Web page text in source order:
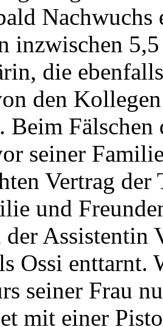
Nachwuchs
inzwischen
die
den
Beim Fälschen
seiner
Vertrag
und
Assistentin
Ossi enttarnt.
seiner Frau
mit einer